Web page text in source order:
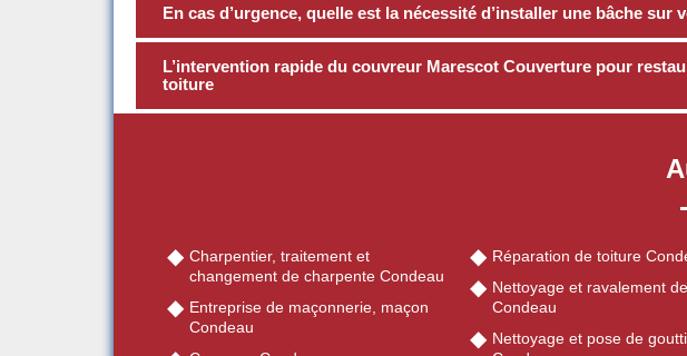
En cas d’urgence, quelle est la nécessité d’installer une bâche sur
L’intervention rapide du couvreur Marescot Couverture pour
toiture
Charpentier, traitement et
changement de charpente Condeau
Entreprise de maçonnerie, maçon
Condeau
Réparation de toiture
Nettoyage et ravalement
Condeau
Nettoyage et pose de